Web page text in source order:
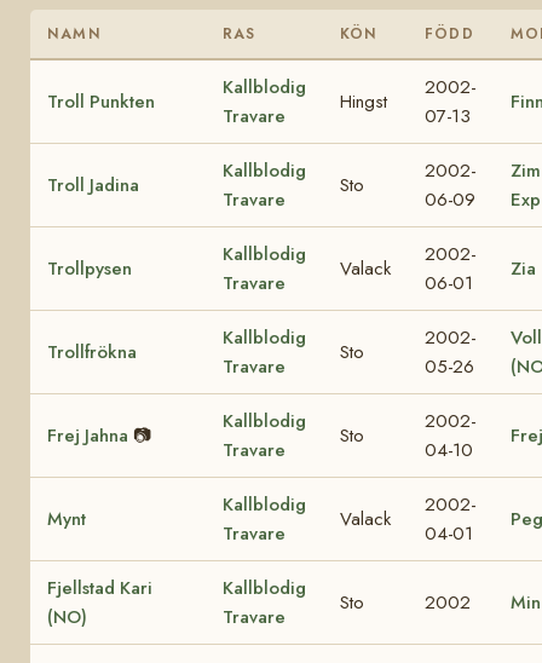
NAMN RAS KÖN FÖDD
Troll Punkten
Kallblodig
Travare
Hingst
2002-
07-13
Troll Jadina
Kallblodig
Travare
Sto
2002-
06-09
Trollpysen
Kallblodig
Travare
Valack
2002-
06-01
Zia
Trollfrökna
Kallblodig
Travare
Sto
2002-
05-26
Frej Jahna 📷
Kallblodig
Travare
Sto
2002-
04-10
Mynt
Kallblodig
Travare
Valack
2002-
04-01
Fjellstad Kari
(NO)
Kallblodig
Travare
Sto 2002